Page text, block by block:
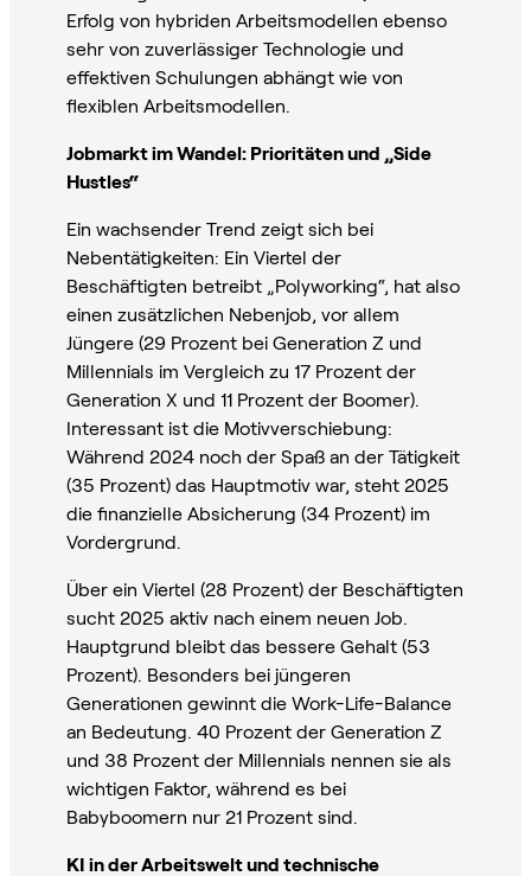
Erfolg von hybriden Arbeitsmodellen ebenso
sehr von zuverlässiger Technologie und
effektiven Schulungen abhängt wie von
flexiblen Arbeitsmodellen.
Jobmarkt im Wandel: Prioritäten und „Side
Hustles“
Ein wachsender Trend zeigt sich bei
Nebentätigkeiten: Ein Viertel der
Beschäftigten betreibt „Polyworking“, hat also
einen zusätzlichen Nebenjob, vor allem
Jüngere (29 Prozent bei Generation Z und
Millennials im Vergleich zu 17 Prozent der
Generation X und 11 Prozent der Boomer).
Interessant ist die Motivverschiebung:
Während 2024 noch der Spaß an der Tätigkeit
(35 Prozent) das Hauptmotiv war, steht 2025
die finanzielle Absicherung (34 Prozent) im
Vordergrund.
Über ein Viertel (28 Prozent) der Beschäftigten
sucht 2025 aktiv nach einem neuen Job.
Hauptgrund bleibt das bessere Gehalt (53
Prozent). Besonders bei jüngeren
Generationen gewinnt die Work-Life-Balance
an Bedeutung. 40 Prozent der Generation Z
und 38 Prozent der Millennials nennen sie als
wichtigen Faktor, während es bei
Babyboomern nur 21 Prozent sind.
KI in der Arbeitswelt und technische